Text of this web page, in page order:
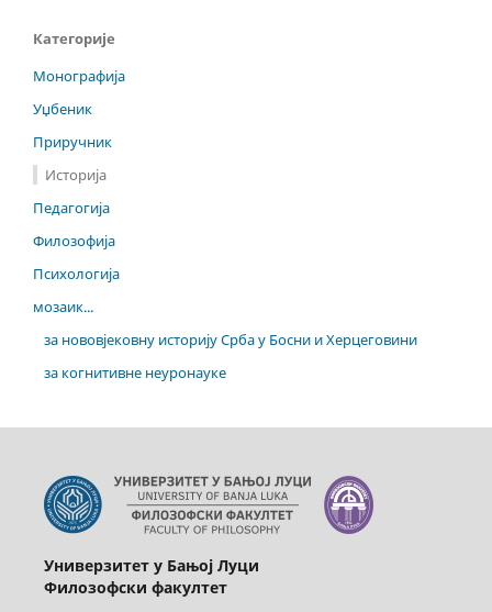
Категорије
Монографија
Уџбеник
Приручник
Историја
Педагогија
Филозофија
Психологија
мозаик...
за нововјековну историју Срба у Босни и Херцеговини
за когнитивне неуронауке
Универзитет у Бањој Луци
Филозофски факултет